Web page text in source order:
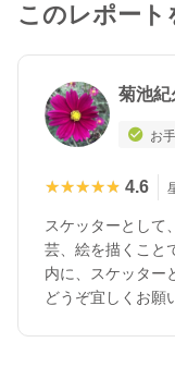
このレポート
菊池紀
お
★★★★★
★★★★★ 4.6
スケッターとし
芸、絵を描くこと
内に、スケッター
どうぞ宜しくお願